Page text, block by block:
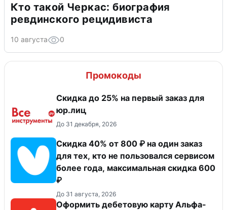
Кто такой Черкас: биография
ревдинского рецидивиста
10 августа 0
Промокоды
Скидка до 25% на первый заказ для
юр.лиц
До 31 декабря, 2026
Скидка 40% от 800 ₽ на один заказ
для тех, кто не пользовался сервисом
более года, максимальная скидка 600
₽
До 31 августа, 2026
Оформить дебетовую карту Альфа-